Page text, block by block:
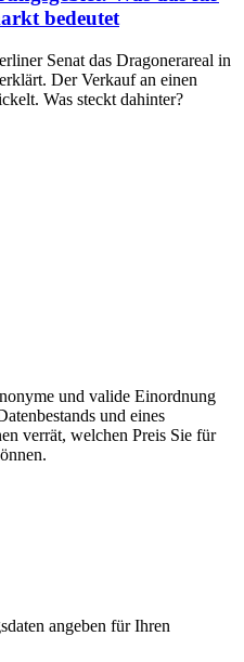
bedeutet
Senat das Dragonerareal in
Der Verkauf an einen
Was steckt dahinter?
und valide Einordnung
und eines
verrät, welchen Preis Sie für
angeben für Ihren